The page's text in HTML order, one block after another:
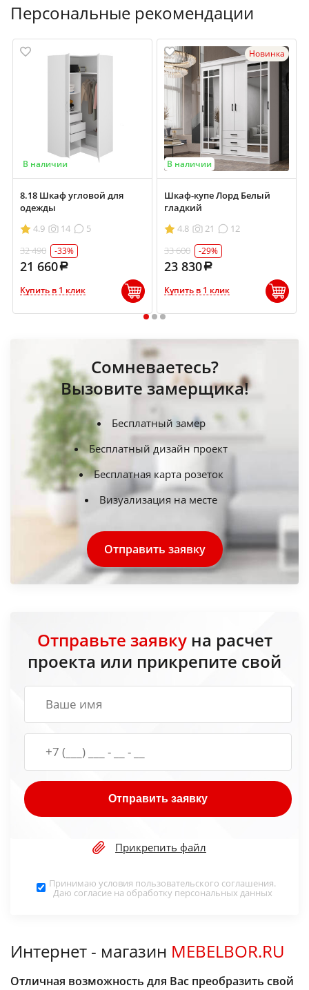
Персональные рекомендации
В наличии
8.18 Шкаф угловой для
одежды
4.9
14
5
32 490
-33%
21 660
Купить в 1 клик
Новинка
В наличии
Шкаф-купе Лорд Белый
гладкий
4.8
21
12
33 600
-29%
23 830
Купить в 1 клик
1 2 3
Сомневаетесь?
Вызовите замерщика!
Бесплатный замер
Бесплатный дизайн проект
Бесплатная карта розеток
Визуализация на месте
Отправить заявку
Отправьте заявкуна расчет
проекта или прикрепите свой
Отправить заявку
Прикрепить файл
Принимаю условия пользовательского соглашения.
Даю согласие на обработку персональных данных
Интернет - магазин MEBELBOR.RU
Отличная возможность для Вас преобразить свой